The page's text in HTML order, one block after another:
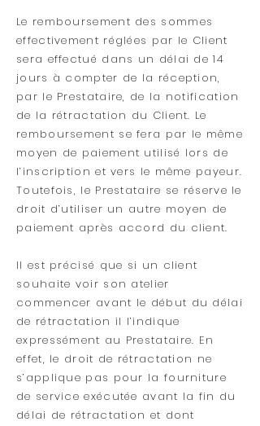
Le remboursement des sommes
effectivement réglées par le Client
sera effectué dans un délai de 14
jours à compter de la réception,
par le Prestataire, de la notification
de la rétractation du Client. Le
remboursement se fera par le même
moyen de paiement utilisé lors de
l’inscription et vers le même payeur.
Toutefois, le Prestataire se réserve le
droit d’utiliser un autre moyen de
paiement après accord du client.
Il est précisé que si un client
souhaite voir son atelier
commencer avant le début du délai
de rétractation il l’indique
expressément au Prestataire. En
effet, le droit de rétractation ne
s’applique pas pour la fourniture
de service exécutée avant la fin du
délai de rétractation et dont